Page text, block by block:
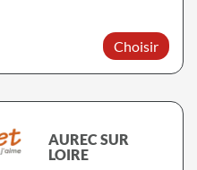
Choisir
AUREC SUR
LOIRE